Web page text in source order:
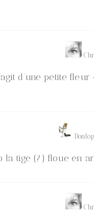
d’une petite
la tige (?) floue en